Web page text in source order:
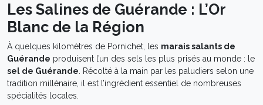
Les Salines de Guérande : L’Or
Blanc de la Région
À quelques kilomètres de Pornichet, les marais salants de
Guérande produisent l’un des sels les plus prisés au monde : le
sel de Guérande . Récolté à la main par les paludiers selon une
tradition millénaire, il est l’ingrédient essentiel de nombreuses
spécialités locales.